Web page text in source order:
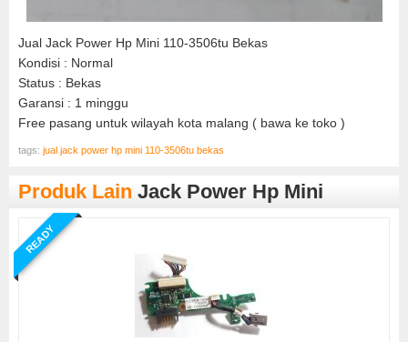
Jual Jack Power Hp Mini 110-3506tu Bekas
Kondisi : Normal
Status : Bekas
Garansi : 1 minggu
Free pasang untuk wilayah kota malang ( bawa ke toko )
tags: jual jack power hp mini 110-3506tu bekas
Produk Lain Jack Power Hp Mini
READY